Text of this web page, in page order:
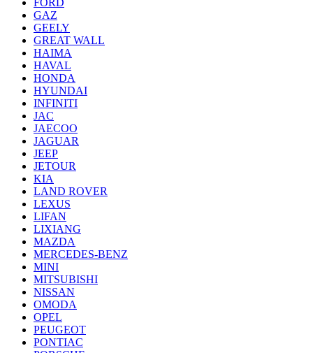
FORD
GAZ
GEELY
GREAT WALL
HAIMA
HAVAL
HONDA
HYUNDAI
INFINITI
JAC
JAECOO
JAGUAR
JEEP
JETOUR
KIA
LAND ROVER
LEXUS
LIFAN
LIXIANG
MAZDA
MERCEDES-BENZ
MINI
MITSUBISHI
NISSAN
OMODA
OPEL
PEUGEOT
PONTIAC